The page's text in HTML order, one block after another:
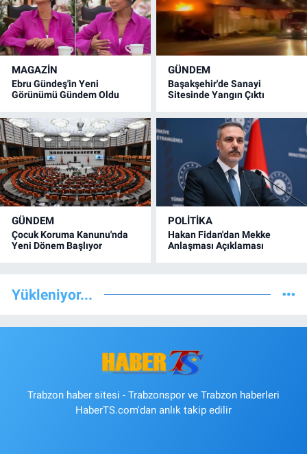
MAGAZİN
Ebru Gündeş'in Yeni
Görünümü Gündem Oldu
GÜNDEM
Başakşehir'de Sanayi
Sitesinde Yangın Çıktı
GÜNDEM
Çocuk Koruma Kanunu'nda
Yeni Dönem Başlıyor
POLİTİKA
Hakan Fidan'dan Mekke
Anlaşması Açıklaması
Yükleniyor...
Trabzon haber sitesi - Trabzonspor ve Trabzon haberleri
HaberTS.com'dan anlık takip edilir